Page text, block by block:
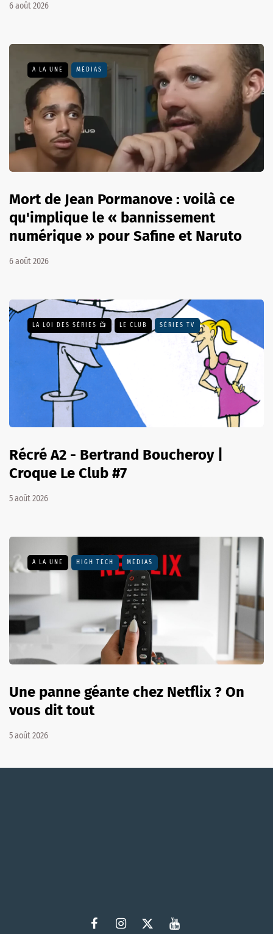
6 août 2026
A LA UNE MÉDIAS
Mort de Jean Pormanove : voilà ce
qu'implique le « bannissement
numérique » pour Safine et Naruto
6 août 2026
LA LOI DES SÉRIES 📺 LE CLUB SÉRIES TV
Récré A2 - Bertrand Boucheroy |
Croque Le Club #7
5 août 2026
A LA UNE HIGH TECH MÉDIAS
Une panne géante chez Netflix ? On
vous dit tout
5 août 2026